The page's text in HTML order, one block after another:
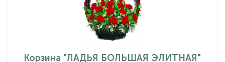
Корзина "ЛАДЬЯ БОЛЬШАЯ ЭЛИТНАЯ"